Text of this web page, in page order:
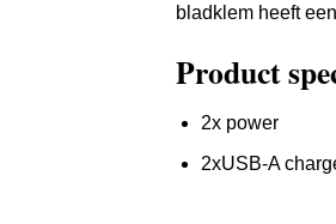
bladklem heeft
Product
2x power
2xUSB-A